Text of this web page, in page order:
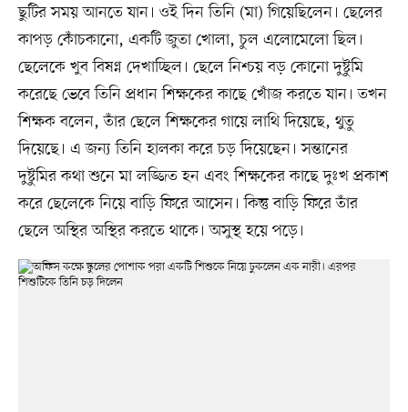
ছুটির সময় আনতে যান। ওই দিন তিনি (মা) গিয়েছিলেন। ছেলের
কাপড় কোঁচকানো, একটি জুতা খোলা, চুল এলোমেলো ছিল।
ছেলেকে খুব বিষণ্ন দেখাচ্ছিল। ছেলে নিশ্চয় বড় কোনো দুষ্টুমি
করেছে ভেবে তিনি প্রধান শিক্ষকের কাছে খোঁজ করতে যান। তখন
শিক্ষক বলেন, তাঁর ছেলে শিক্ষকের গায়ে লাথি দিয়েছে, থুতু
দিয়েছে। এ জন্য তিনি হালকা করে চড় দিয়েছেন। সন্তানের
দুষ্টুমির কথা শুনে মা লজ্জিত হন এবং শিক্ষকের কাছে দুঃখ প্রকাশ
করে ছেলেকে নিয়ে বাড়ি ফিরে আসেন। কিন্তু বাড়ি ফিরে তাঁর
ছেলে অস্থির অস্থির করতে থাকে। অসুস্থ হয়ে পড়ে।